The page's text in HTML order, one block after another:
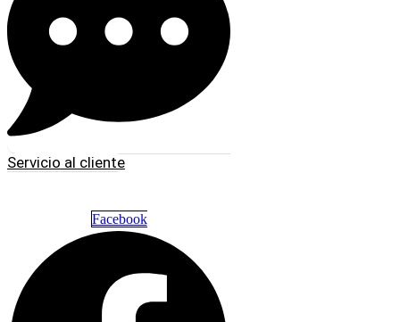
Servicio al cliente
Facebook